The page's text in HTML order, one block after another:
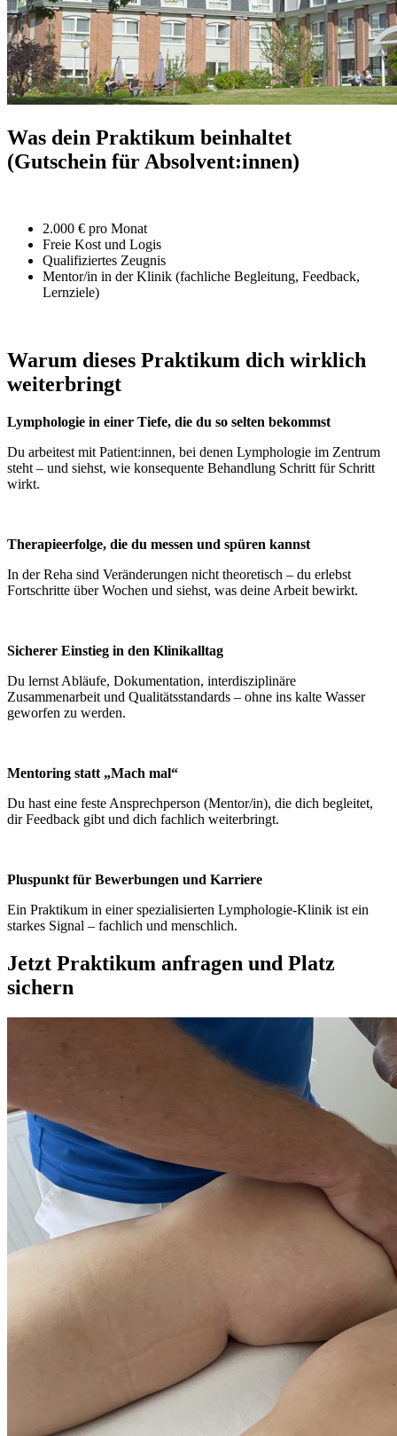
Was dein Praktikum beinhaltet
(Gutschein für Absolvent:innen)
2.000 € pro Monat
Freie Kost und Logis
Qualifiziertes Zeugnis
Mentor/in in der Klinik (fachliche Begleitung, Feedback,
Lernziele)
Warum dieses Praktikum dich wirklich
weiterbringt
Lymphologie in einer Tiefe, die du so selten bekommst
Du arbeitest mit Patient:innen, bei denen Lymphologie im Zentrum
steht – und siehst, wie konsequente Behandlung Schritt für Schritt
wirkt.
Therapieerfolge, die du messen und spüren kannst
In der Reha sind Veränderungen nicht theoretisch – du erlebst
Fortschritte über Wochen und siehst, was deine Arbeit bewirkt.
Sicherer Einstieg in den Klinikalltag
Du lernst Abläufe, Dokumentation, interdisziplinäre
Zusammenarbeit und Qualitätsstandards – ohne ins kalte Wasser
geworfen zu werden.
Mentoring statt „Mach mal“
Du hast eine feste Ansprechperson (Mentor/in), die dich begleitet,
dir Feedback gibt und dich fachlich weiterbringt.
Pluspunkt für Bewerbungen und Karriere
Ein Praktikum in einer spezialisierten Lymphologie-Klinik ist ein
starkes Signal – fachlich und menschlich.
Jetzt Praktikum anfragen und Platz
sichern